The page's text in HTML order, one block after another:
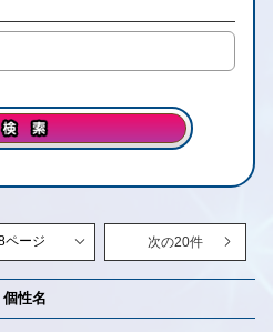
次の20件
個性名